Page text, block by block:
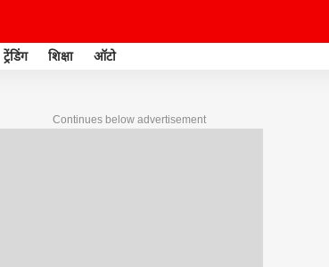
ट्रेंडिंग शिक्षा ऑटो
Continues below advertisement